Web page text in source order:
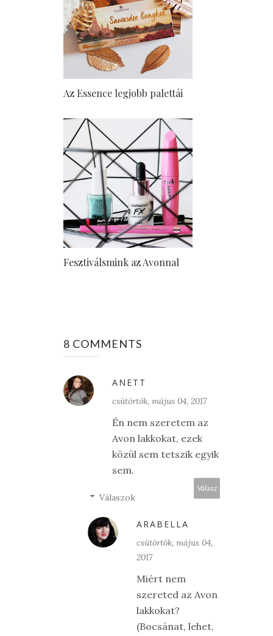
Az Essence legjobb palettái
Fesztiválsmink az Avonnal
8 COMMENTS
ANETT
csütörtök, május 04, 2017
Én nem szeretem az
Avon lakkokat, ezek
közül sem tetszik egyik
sem.
Válasz
Válaszok
ARABELLA
csütörtök, május 04,
2017
Miért nem
szereted az Avon
lakkokat?
(Bocsánat, lehet,